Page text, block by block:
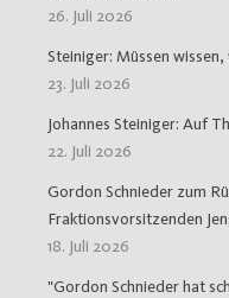
26. Juli 2026
Steiniger: Müssen
23. Juli 2026
Johannes Steiniger: Auf
22. Juli 2026
Gordon Schnieder zum
Fraktionsvorsitzenden
18. Juli 2026
"Gordon Schnieder hat